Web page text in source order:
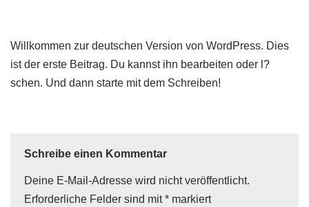
Willkommen zur deutschen Version von WordPress. Dies
ist der erste Beitrag. Du kannst ihn bearbeiten oder l?
schen. Und dann starte mit dem Schreiben!
Schreibe einen Kommentar
Deine E-Mail-Adresse wird nicht veröffentlicht.
Erforderliche Felder sind mit* markiert